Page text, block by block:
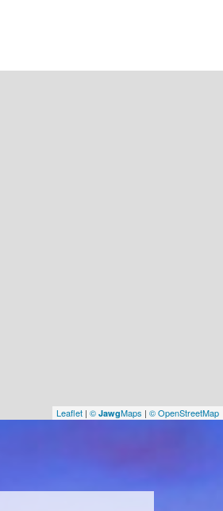
Leaflet | © JawgMaps | © OpenStreetMap